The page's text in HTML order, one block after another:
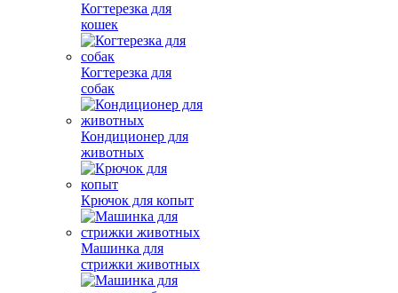
Когтерезка для
кошек
Когтерезка для
собак
Кондиционер для
животных
Крючок для копыт
Машинка для
стрижки животных